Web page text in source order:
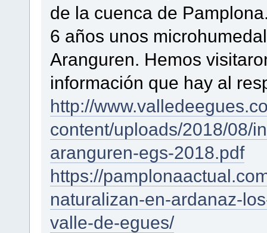
de la cuenca de
6 años unos
Aranguren. Hemos
información que hay al
http://
content/uploads/2018/08/
aranguren-egs-2018.pdf
https://
naturalizan-en-ardanaz-
valle-de-egues/